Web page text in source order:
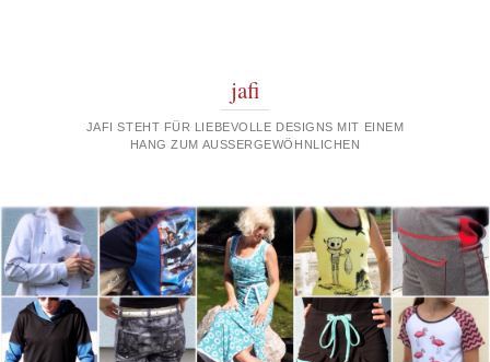
jafi
JAFI STEHT FÜR LIEBEVOLLE DESIGNS MIT EINEM
HANG ZUM AUSSERGEWÖHNLICHEN